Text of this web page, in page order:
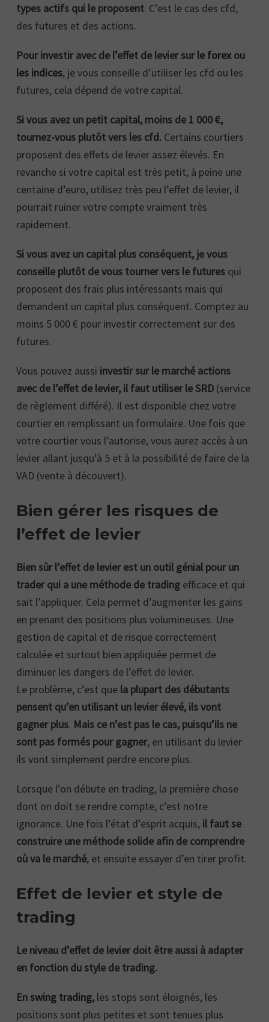
types actifs qui le proposent. C’est le cas des cfd,
des futures et des actions.
Pour investir avec de l’effet de levier surle forexou
les indices, je vous conseille d’utiliser les cfd ou les
futures, cela dépend de votre capital.
Si vous avez un petit capital, moins de 1 000 €,
tournez-vous plutôt vers les cfd. Certains courtiers
proposent des effets de levier assez élevés. En
revanche si votre capital est très petit, à peine une
centaine d’euro, utilisez très peu l’effet de levier, il
pourrait ruiner votre compte vraiment très
rapidement.
Si vous avez un capital plus conséquent, je vous
conseille plutôt de vous tourner vers le futures qui
proposent des frais plus intéressants mais qui
demandent un capital plus conséquent. Comptez au
moins 5 000 € pour investir correctement sur des
futures.
Vous pouvez aussi investir sur le marché actions
avec de l’effet de levier, il faut utiliser le SRD (service
de règlement différé). Il est disponible chez votre
courtier en remplissant un formulaire. Une fois que
votre courtier vous l’autorise, vous aurez accès à un
levier allant jusqu’à 5 et à la possibilité de faire de la
VAD (vente à découvert).
Bien gérer les risques de
l’effet de levier
Bien sûr l’effet de levier est un outil génial pour un
trader qui a une méthode de trading efficace et qui
sait l’appliquer. Cela permet d’augmenter les gains
en prenant des positions plus volumineuses. Une
gestion de capital et de risque correctement
calculée et surtout bien appliquée permet de
diminuer les dangers de l’effet de levier.
Le problème, c’est que la plupart des débutants
pensent qu’en utilisant un levier élevé, ils vont
gagner plus. Mais ce n’est pas le cas, puisqu’ils ne
sont pas formés pour gagner, en utilisant du levier
ils vont simplement perdre encore plus.
Lorsque l’on débute en trading, la première chose
dont on doit se rendre compte, c’est notre
ignorance. Une fois l’état d’esprit acquis, il faut se
construire une méthode solide afin de comprendre
où va le marché, et ensuite essayer d’en tirer profit.
Effet de levier et style de
trading
Le niveau d’effet de levier doit être aussi à adapter
en fonction du style de trading.
Enswing trading, les stops sont éloignés, les
positions sont plus petites et sont tenues plus